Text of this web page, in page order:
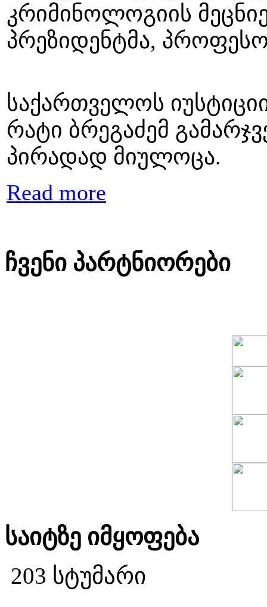
კრიმინოლოგიის
პრეზიდენტმა,
საქართველოს
რატი ბრეგაძემ
პირადად მიულოცა.
Read more
ჩვენი პარტნიორები
საიტზე იმყოფება
203 სტუმარი